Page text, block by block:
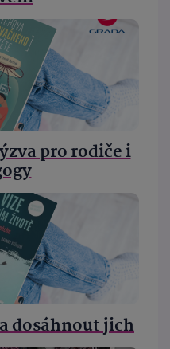
pro rodiče i
dosáhnout jich